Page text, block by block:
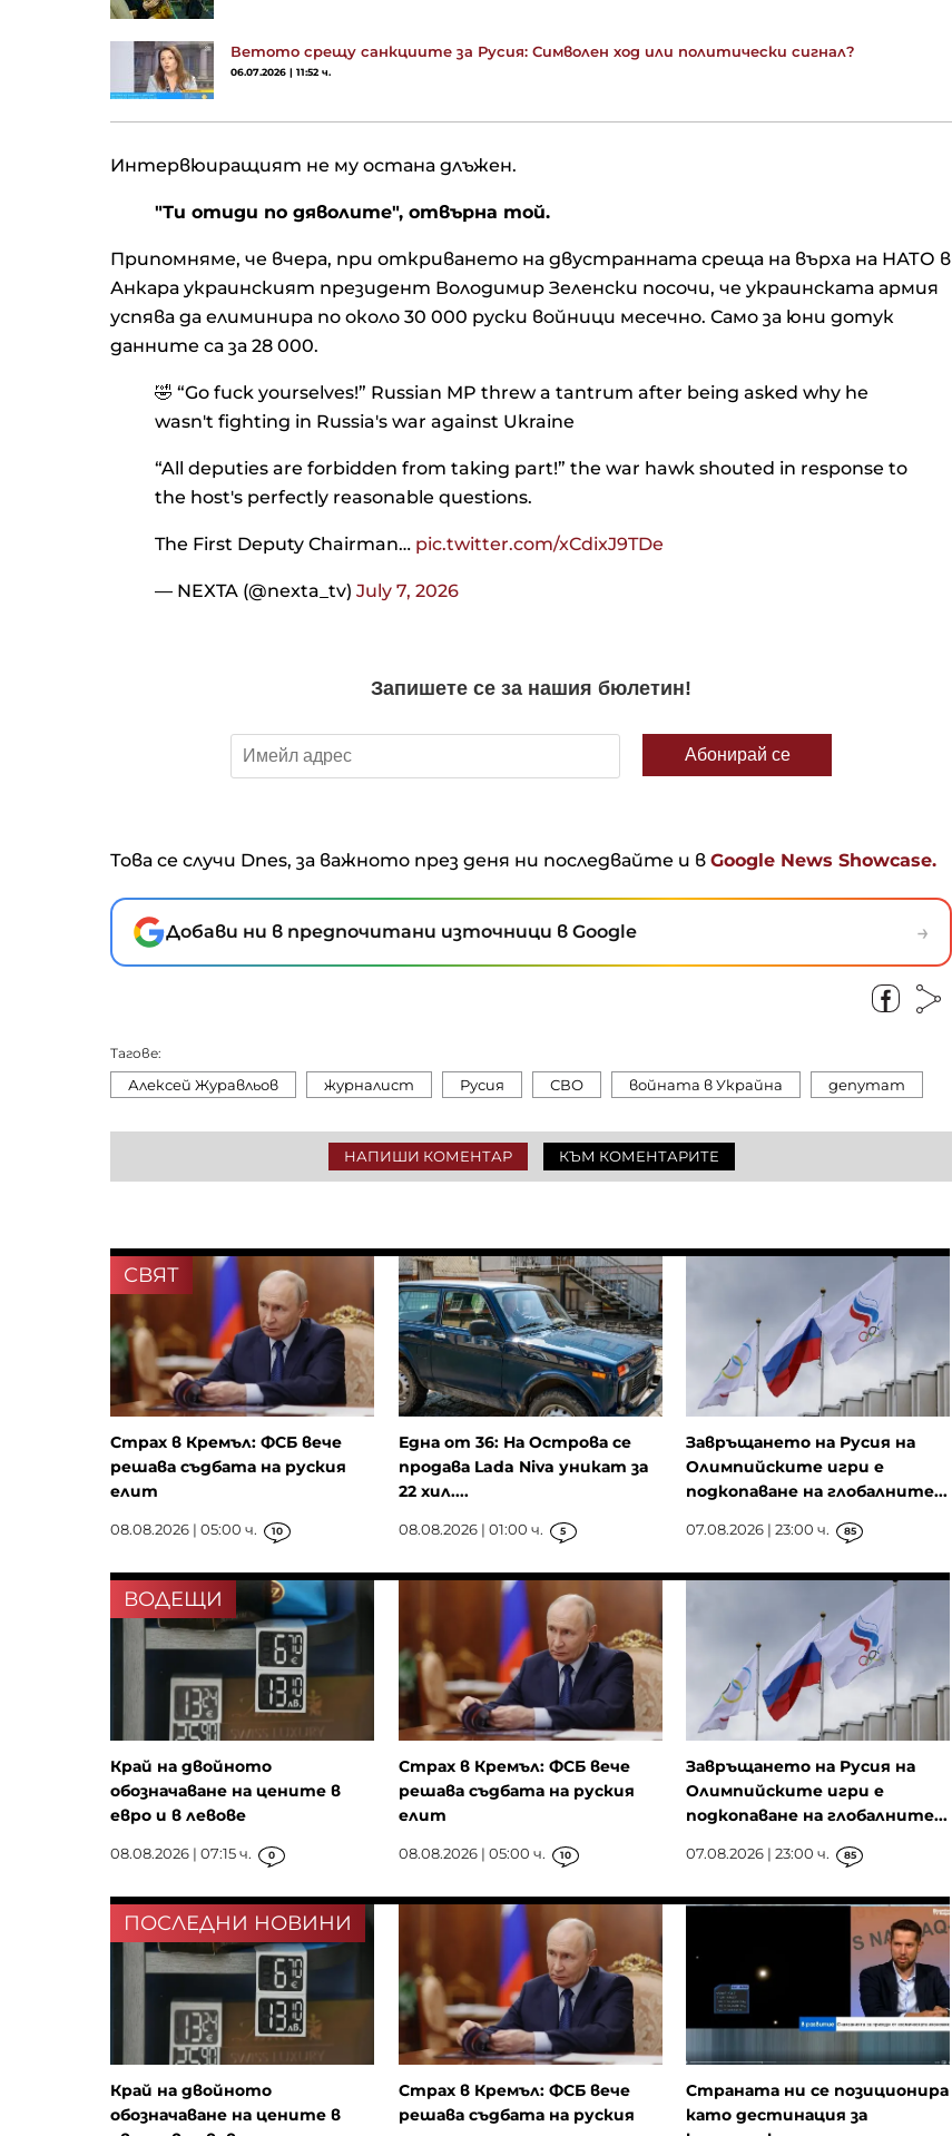
Ветото срещу санкциите за Русия: Символен ход или политически сигнал?
06.07.2026 | 11:52 ч.
Интервюиращият не му остана длъжен.
"Ти отиди по дяволите", отвърна той.
Припомняме, че вчера, при откриването на двустранната среща на върха на НАТО в
Анкара украинският президент Володимир Зеленски посочи, че украинската армия
успява да елиминира по около 30 000 руски войници месечно. Само за юни дотук
данните са за 28 000.
🤣 “Go fuck yourselves!” Russian MP threw a tantrum after being asked why he
wasn't fighting in Russia's war against Ukraine
“All deputies are forbidden from taking part!” the war hawk shouted in response to
the host's perfectly reasonable questions.
The First Deputy Chairman… pic.twitter.com/xCdixJ9TDe
— NEXTA (@nexta_tv) July 7, 2026
Това се случи Dnes, за важното през деня ни последвайте и в Google News Showcase.
Добави ни в предпочитани източници в Google →
Тагове:
Алексей Журавльов журналист Русия СВО войната в Украйна депутат
НАПИШИ КОМЕНТАР КЪМ КОМЕНТАРИТЕ
Кадър на деня за 7 август
близо 66 млрд. евро в края на
Анализатор: За Тръмп ще е по-
СВЯТ
Страх в Кремъл: ФСБ вече
решава съдбата на руския
елит
08.08.2026 | 05:00 ч. 10
Една от 36: На Острова се
продава Lada Niva уникат за
22 хил....
08.08.2026 | 01:00 ч. 5
Завръщането на Русия на
Олимпийските игри е
подкопаване на глобалните...
07.08.2026 | 23:00 ч. 85
ВОДЕЩИ
Край на двойното
обозначаване на цените в
евро и в левове
08.08.2026 | 07:15 ч. 0
Страх в Кремъл: ФСБ вече
решава съдбата на руския
елит
08.08.2026 | 05:00 ч. 10
Завръщането на Русия на
Олимпийските игри е
подкопаване на глобалните...
07.08.2026 | 23:00 ч. 85
ПОСЛЕДНИ НОВИНИ
Край на двойното
обозначаване на цените в
Страх в Кремъл: ФСБ вече
решава съдбата на руския
Страната ни се позиционира
като дестинация за